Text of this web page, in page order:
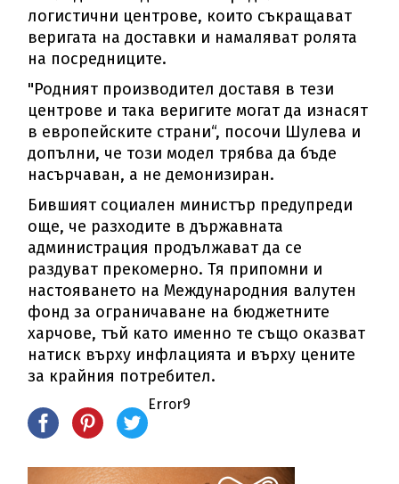
логистични центрове, които съкращават
веригата на доставки и намаляват ролята
на посредниците.
"Родният производител доставя в тези
центрове и така веригите могат да изнасят
в европейските страни“, посочи Шулева и
допълни, че този модел трябва да бъде
насърчаван, а не демонизиран.
Бившият социален министър предупреди
още, че разходите в държавната
администрация продължават да се
раздуват прекомерно. Тя припомни и
настояването на Международния валутен
фонд за ограничаване на бюджетните
харчове, тъй като именно те също оказват
натиск върху инфлацията и върху цените
за крайния потребител.
Error9